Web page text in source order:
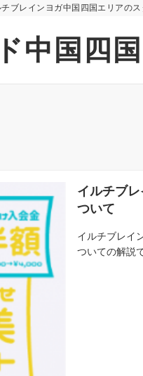
ブレインヨガ中国四国エリアの
中国四国
イルチブ
ついて
イルチブレイ
ついての解説